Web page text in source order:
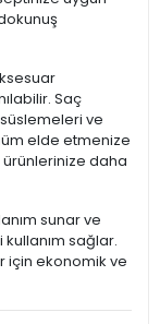
Saç
ve
elde etmenize
ürünlerinize daha
sunar ve
sağlar.
için ekonomik ve